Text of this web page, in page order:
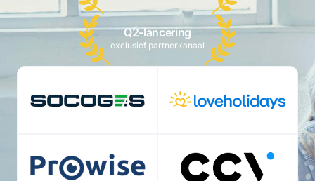
Q2-lancering
exclusief partnerkanaal